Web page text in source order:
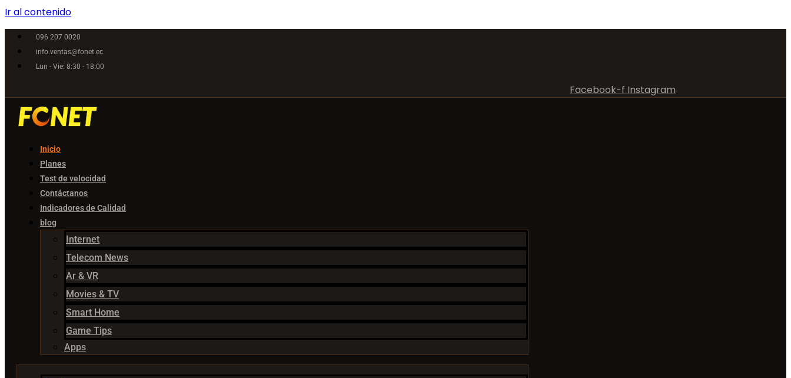
Ir al contenido
096 207 0020
info.ventas@fonet.ec
Lun - Vie: 8:30 - 18:00
Facebook-f Instagram
Inicio
Planes
Test de velocidad
Contáctanos
Indicadores de Calidad
blog
Internet
Telecom News
Ar & VR
Movies & TV
Smart Home
Game Tips
Apps